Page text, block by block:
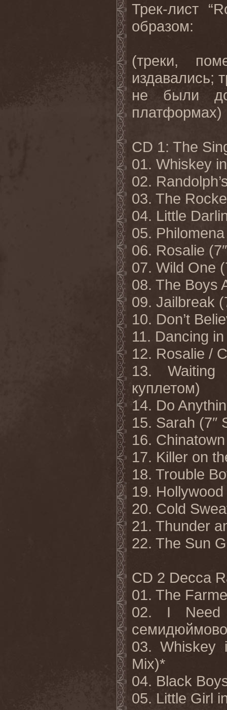
Трек-лист
образом:
(треки,
издавались;
не были
платформах)
CD 1: The
01. Whiskey
02.
03. The
04. Little
05.
06. Rosalie
07. Wild One
08. The Boys
09. Jailbreak
10. Don’t
11. Dancing
12. Rosalie /
13.
куплетом)
14. Do
15. Sarah (7″
16.
17. Killer on
18. Trouble
19.
20. Cold
21. Thunder
22. The Sun
CD 2 Decca
01. The
02. I Need
03. Whiskey
Mix)*
04. Black
05. Little Girl